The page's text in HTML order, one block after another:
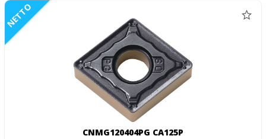
NETTO
CNMG120404PG CA125P